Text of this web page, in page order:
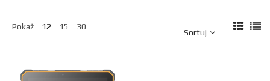
Pokaż 12 15 30
Sortuj